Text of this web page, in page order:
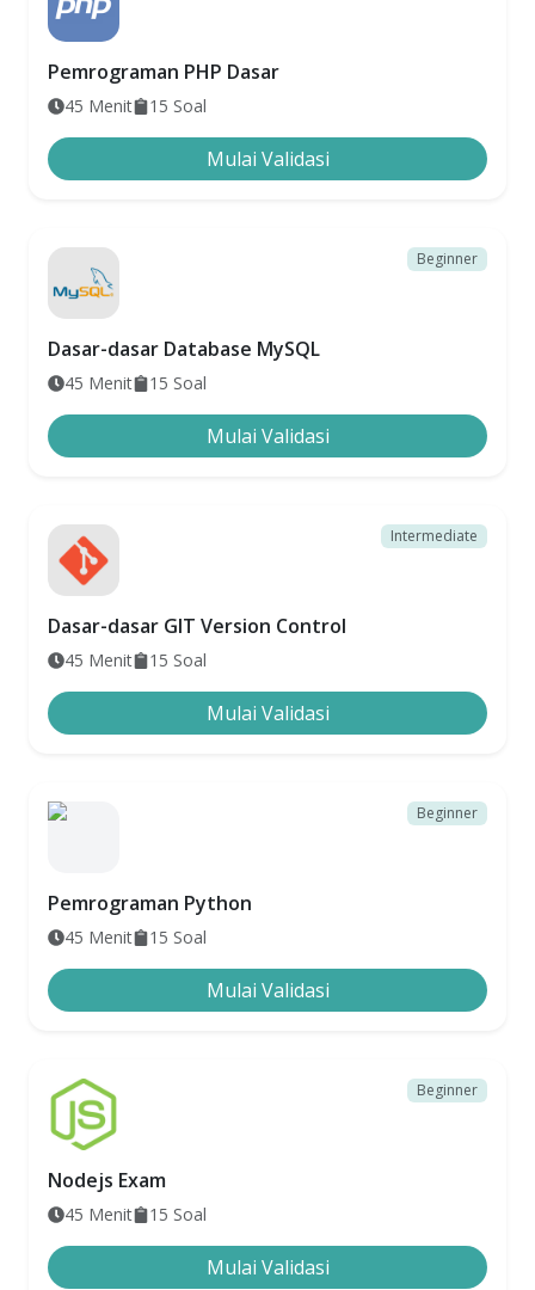
Pemrograman PHP Dasar
45 Menit 15 Soal
Mulai Validasi
Beginner
Dasar-dasar Database MySQL
45 Menit 15 Soal
Mulai Validasi
Intermediate
Dasar-dasar GIT Version Control
45 Menit 15 Soal
Mulai Validasi
Beginner
Pemrograman Python
45 Menit 15 Soal
Mulai Validasi
Beginner
Nodejs Exam
45 Menit 15 Soal
Mulai Validasi